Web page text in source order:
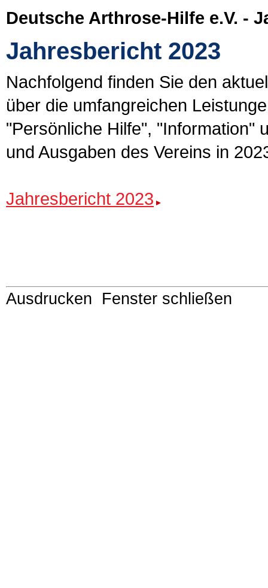
Deutsche Arthrose-Hilfe e.V. -
Jahresbericht 2023
Nachfolgend finden Sie den
über die umfangreichen
"Persönliche Hilfe", "Information"
und Ausgaben des Vereins in
Jahresbericht 2023
Ausdrucken Fenster schließen